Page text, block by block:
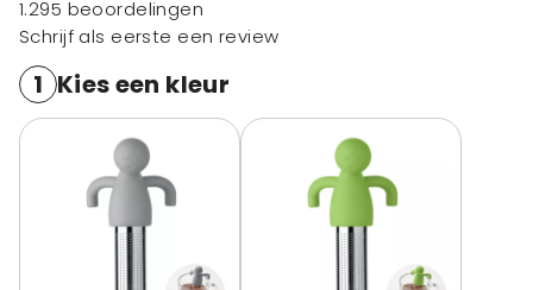
1.295 beoordelingen
Schrijf als eerste een review
1 Kies een kleur